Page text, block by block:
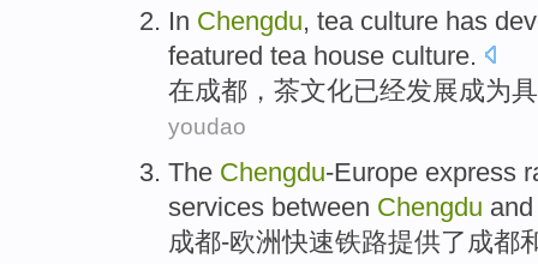
In Chengdu, tea culture has
featured tea house culture.
在成都，茶文化已经发展成为
youdao
The Chengdu-Europe express
services between Chengdu
成都-欧洲快速铁路提供了成都